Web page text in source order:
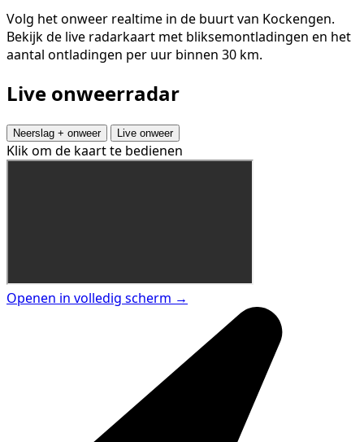
Volg het onweer realtime in de buurt van Kockengen.
Bekijk de live radarkaart met bliksemontladingen en het
aantal ontladingen per uur binnen 30 km.
Live onweerradar
Neerslag + onweer Live onweer
Klik om de kaart te bedienen
Openen in volledig scherm →